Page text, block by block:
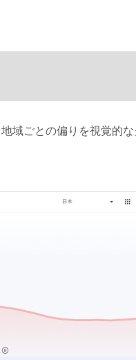
域ごとの偏りを視覚的な